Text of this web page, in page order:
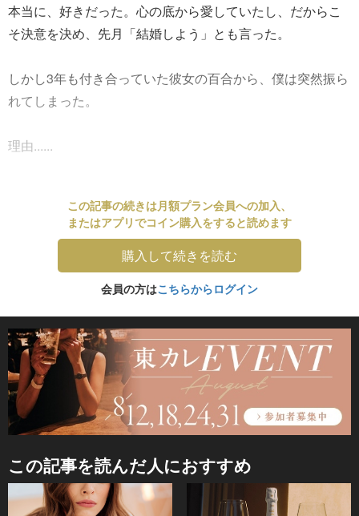
本当に、好きだった。心の底から愛していたし、だからこ
そ決意を決め、先月「結婚しよう」とも言った。
しかし3年も付き合っていた彼女の百合から、僕は突然振ら
れてしまった。
理由......
この記事の続きは月額プラン会員への加入、
またはアプリでコイン購入をすると読めます
購入して続きを読む
会員の方はこちらからログイン
この記事を読んだ人におすすめ